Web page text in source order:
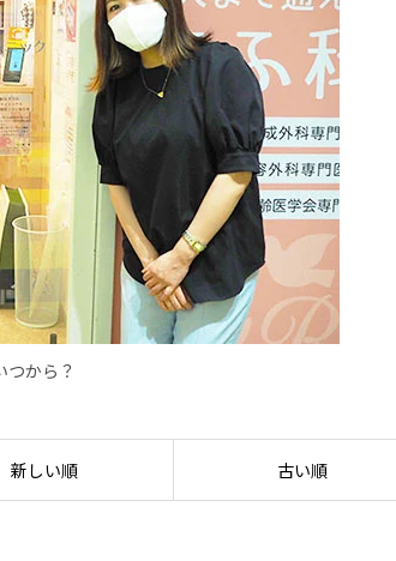
つから？
新しい順 古い順